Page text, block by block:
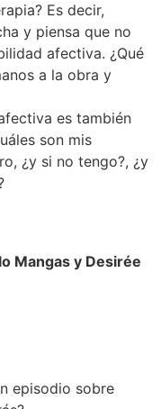
Es decir,
y piensa que no
afectiva. ¿Qué
a la obra y
es también
son mis
¿y si no tengo?, ¿y
Mangas y Desirée
episodio sobre